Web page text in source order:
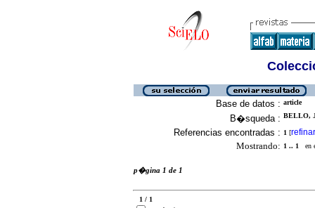
Base de datos : article
B�squeda : BELLO,
Referencias encontradas : 1 [refinar
Mostrando: 1 .. 1 en
p�gina 1 de 1
1 / 1